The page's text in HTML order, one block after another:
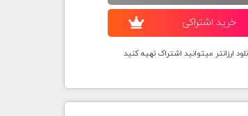
خريد اشتراکی
ارزانتر میتوانید اشتراک تهیه کنید